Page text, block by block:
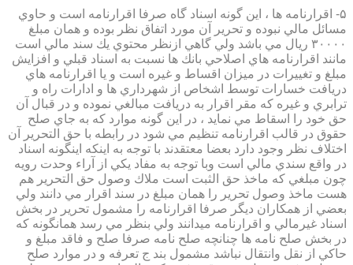
۵- اقرارنامه ها ، اين گونه اسناد گاه صرفا اقرارنامه است و حاوي
مسائل مالي نبوده و تحرير آن مورد اتفاق نظر بوده و همان مبلغ
۳۰۰۰۰ ريال مي باشد ولي گاهي ازنظر محتوي يك سند مالي است
مانند اقرارنامه هاي اصلاحي بانك ها نسبت به اسناد قبلي و افزايش
مبلغ و تغييرات در ميزان اقساط و غيره است و يا اقرارنامه هاي
دريافت خسارات توسط اشخاص از شهرداري ها و ادارات راه و
ترابري و غيره كه مقر اقرار به دريافت مبالغي نموده و در قبال آن
حق خود را اسقاط مي نمايد ، در اين گونه موارد كه به جاي صلح
حقوق در قالب اقرارنامه تنظيم مي شود در رابطه با حق التحرير آن
اختلاف نظر وجود دارد بعضا معتقدند با توجه به اينكه اينگونه اسناد
در واقع سندي مالي است وبا توجه به مفاد يكي از آراء وحدت رويه
چون مبلغي كه ماخذ حق الثبت است ملاك وصول حق التحرير هم
هست ماخذ وصول تحرير را همان مبلغ در سند اقرار مي دانند ولي
بعضي از همكاران ديگر صرفا اقرارنامه را مشمول تحرير در بخش
اسناد غيرمالي و اقرارنامه ميدانند ولي بنظر مي رسد همانگونه كه
در بخش صلح نامه ها چنانچه صلح نامه صرفا صلح و فاقد مبلغ و
حاكي از نقل وانتقال نباشد مشمول بند ج تعرفه و در موارد صلح